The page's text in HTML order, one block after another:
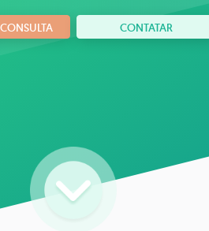
CONTATAR